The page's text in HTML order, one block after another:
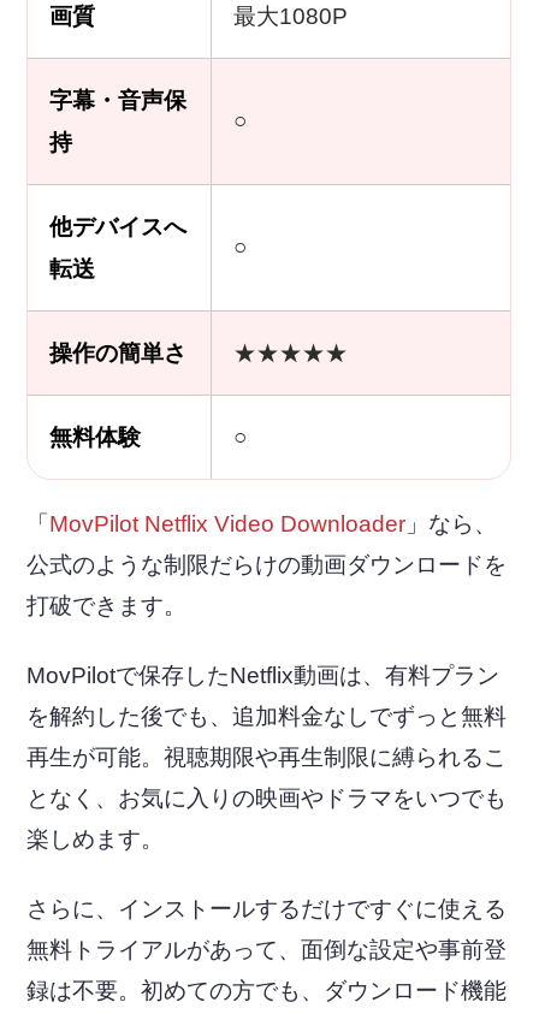
画質 最大1080P
字幕・音声保
持
○
他デバイスへ
転送
○
操作の簡単さ ★★★★★
無料体験 ○
「 MovPilot Netflix Video Downloader 」なら、
公式のような制限だらけの動画ダウンロードを
打破できます。
MovPilotで保存したNetflix動画は、有料プラン
を解約した後でも、追加料金なしでずっと無料
再生が可能。視聴期限や再生制限に縛られるこ
となく、お気に入りの映画やドラマをいつでも
楽しめます。
さらに、インストールするだけですぐに使える
無料トライアルがあって、面倒な設定や事前登
録は不要。初めての方でも、ダウンロード機能